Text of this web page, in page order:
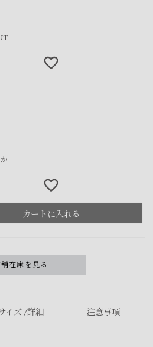
—
カートに入れる
舗在庫を見る
イズ /詳細 注意事項